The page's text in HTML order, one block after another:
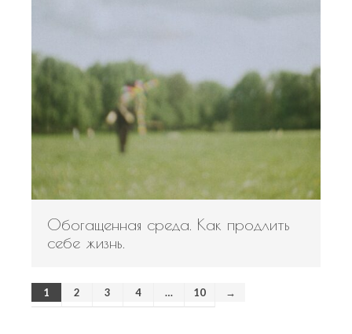
Обогащенная среда. Как продлить
себе жизнь.
1 2 3 4 … 10 →